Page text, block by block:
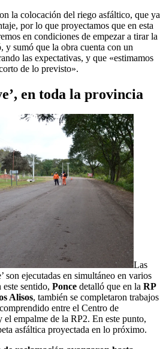
la colocación del riego asfáltico, que ya
por lo que proyectamos que en esta
en condiciones de empezar a tirar la
y sumó que la obra cuenta con un
las expectativas, y que «estimamos
de lo previsto».
en toda la provincia
Las
son ejecutadas en simultáneo en varios
sentido, Ponce detalló que en la RP
Alisos, también se completaron trabajos
entre el Centro de
empalme de la RP2. En este punto,
asfáltica proyectada en lo próximo.